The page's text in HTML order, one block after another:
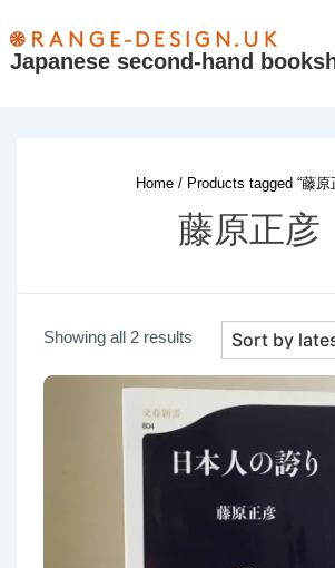
Skip
Japanese second-hand
Home/ Products tagged “藤原
藤原正彦
Showing all 2 results Sorted
latest